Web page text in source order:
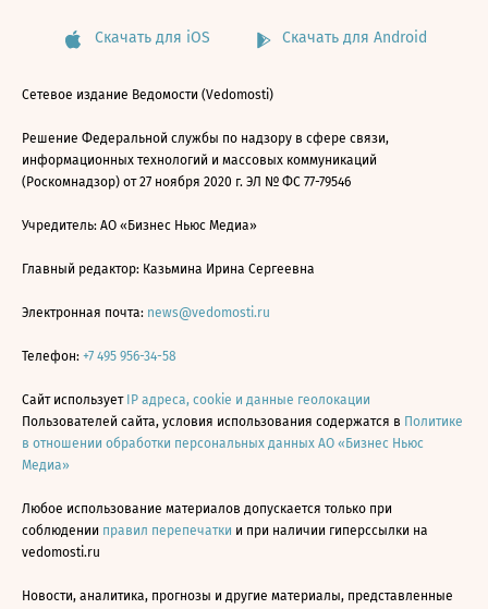
Скачать для iOS Скачать для Android
Сетевое издание Ведомости (Vedomosti)
Решение Федеральной службы по надзору в сфере связи,
информационных технологий и массовых коммуникаций
(Роскомнадзор) от 27 ноября 2020 г. ЭЛ № ФС 77-79546
Учредитель: АО «Бизнес Ньюс Медиа»
Главный редактор: Казьмина Ирина Сергеевна
Электронная почта: news@vedomosti.ru
Телефон: +7 495 956-34-58
Сайт использует IP адреса, cookie и данные геолокации
Пользователей сайта, условия использования содержатся в Политике
в отношении обработки персональных данных АО «Бизнес Ньюс
Медиа»
Любое использование материалов допускается только при
соблюдении правил перепечатки и при наличии гиперссылки на
vedomosti.ru
Новости, аналитика, прогнозы и другие материалы, представленные